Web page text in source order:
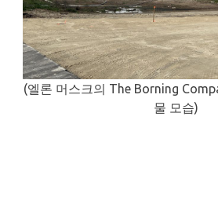
(엘론 머스크의 The Borning
물 모습)